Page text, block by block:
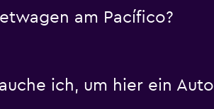
am Pacífico?
ich, um hier ein Auto